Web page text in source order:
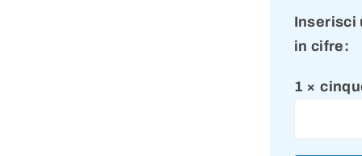
Inserisci
in cifre:
1 ×